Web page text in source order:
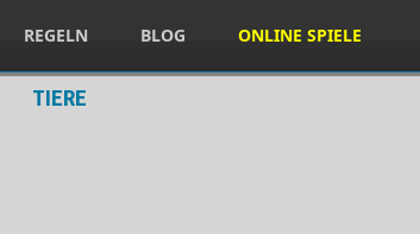
REGELN BLOG ONLINE SPIELE
TIERE